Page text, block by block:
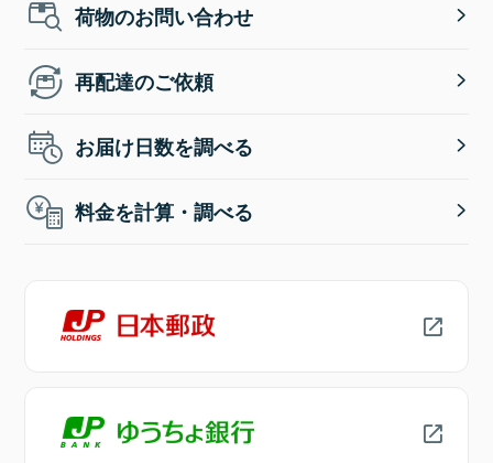
荷物のお問い合わせ
再配達のご依頼
お届け日数を調べる
料金を計算・調べる